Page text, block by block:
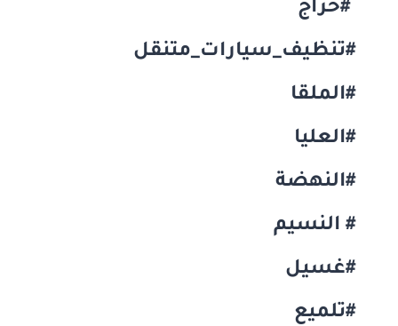
#حراج
#تنظيف_سيارات_متنقل
#الملقا
#العليا
#النهضة
# النسيم
#غسيل
#تلميع